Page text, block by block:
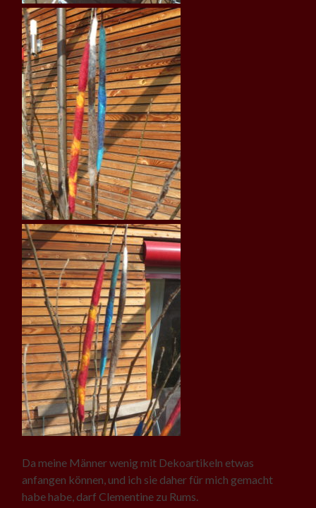
Da meine Männer wenig mit Dekoartikeln etwas
anfangen können, und ich sie daher für mich gemacht
habe habe, darf Clementine zu Rums.